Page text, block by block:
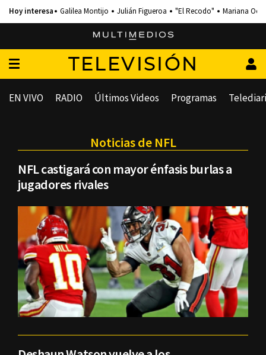
Galilea Montijo Julián Figueroa "El Recodo" Mariana
TELEVISIÓN
EN VIVO RADIO Últimos Videos Programas
Noticias de NFL
NFL castigará con mayor énfasis burlas a
jugadores rivales